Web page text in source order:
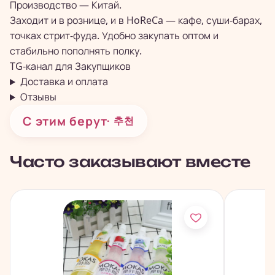
Производство — Китай.
Заходит и в рознице, и в HoReCa — кафе, суши-барах,
точках стрит-фуда. Удобно закупать оптом и
стабильно пополнять полку.
TG-канал для Закупщиков
Доставка и оплата
Отзывы
С этим берут· 추천
Часто заказывают вместе